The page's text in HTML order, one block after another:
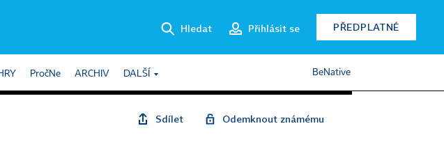
Hledat Přihlásit se PŘEDPLATNÉ
PročNe ARCHIV DALŠÍ BeNative
Sdílet Odemknout známému